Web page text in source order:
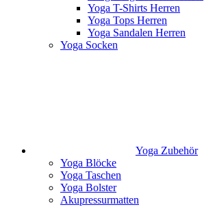
Yoga T-Shirts Herren
Yoga Tops Herren
Yoga Sandalen Herren
Yoga Socken
Yoga Zubehör
Yoga Blöcke
Yoga Taschen
Yoga Bolster
Akupressurmatten